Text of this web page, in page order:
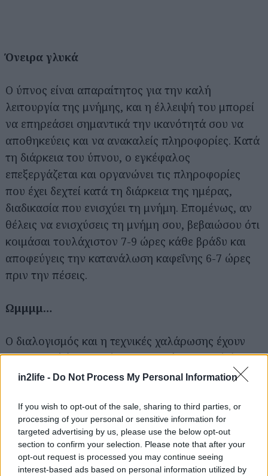
in2life - Do Not Process My Personal Information
If you wish to opt-out of the sale, sharing to third parties, or
processing of your personal or sensitive information for
targeted advertising by us, please use the below opt-out
section to confirm your selection. Please note that after your
opt-out request is processed you may continue seeing
interest-based ads based on personal information utilized by
Όνειρα γλυκά
Ο ύπνος είναι απαραίτητος για την καλή
λειτουργία της μνήμης, και η έλλειψή του μπορεί
να επηρεάσει σημαντικά την ικανότητά σου να
αποθηκεύεις και να ανακαλείς πληροφορίες. Κατά
τη διάρκεια του ύπνου, ο εγκέφαλος
επεξεργάζεται και οργανώνει τις πληροφορίες
που έχει δεχτεί κατά τη διάρκεια της ημέρας,
διαδικασία που ενισχύει τη μνήμη. Επομένως, αν
θέλεις να ενισχύσεις τη μνήμη σου, βεβαιώσου ότι
κοιμάσαι τουλάχιστον 7-9 ώρες κάθε βράδυ και
αποφεύγεις την κατανάλωση καφεΐνης 6-7 ώρες
πριν την πέσεις.
Ωμμμμ…
Ο διαλογισμός και η τεχνικές χαλάρωσης έχουν
αποδειχθεί ότι βελτιώνουν τη μνήμη, ειδικά όσον
αφορά την αύξηση της προσοχής και της
αίματος προς τον εγκέφαλο και προωθεί τη
λειτουργία του προμετωπιαίου φλοιού, που είναι
υπεύθυνος για την εκτελεστική λειτουργία και την
επίλυση προβλημάτων.
Αναζήτηση
για...